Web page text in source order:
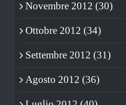
Novembre 2012 (30)
Ottobre 2012 (34)
Settembre 2012 (31)
Agosto 2012 (36)